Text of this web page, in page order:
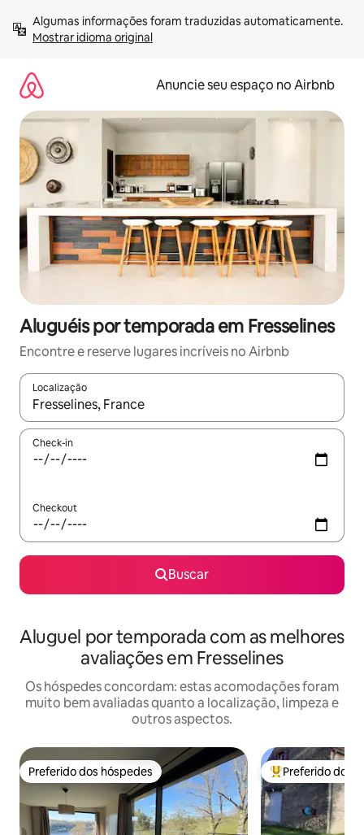
para
Mostrar idioma original
Anuncie seu espaço no Airbnb
Aluguéis por temporada em Fresselines
Encontre e reserve lugares incríveis no Airbnb
Localização
Quando os resultados estiverem disponíveis, explore-os
Check-in
Checkout
Buscar
Aluguel por temporada com as melhores
avaliações em Fresselines
Os hóspedes concordam: estas acomodações foram
muito bem avaliadas quanto a localização, limpeza e
outros aspectos.
Preferido dos hóspedes
Preferido dos hóspedes Entre os
Preferido dos